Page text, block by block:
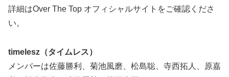
詳細はOver The Top オフィシャルサイトをご確認くださ
い。
timelesz（タイムレス）
メンバーは佐藤勝利、菊池風磨、松島聡、寺西拓人、原嘉